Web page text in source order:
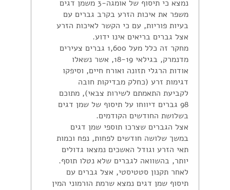
נמצא כי תיסוף של אומגה-3 משמן דגים
משפר את איכות הזרע בקרב גברים עם
בעיות פוריות, עם כי הקשר לאיכות הזרע
אצל גברים בריאים אינו ידוע.
מחקר זה כלל מעל 1,600 גברים צעירים
מדנמרק, בגילאי 18-19, אשר נשאלו
אודות הרגלי תזונה ואורח חיים, וסיפקו
דגימות זרע (כחלק מבדיקות חובה
לקביעת התאמתם לשירות צבאי), מתוכם
98 גברים דיווחו על תיסוף של שמן דגים
בשלושת החודשים הקודמים.
אצל הגברים שצרכו תוספי שמן דגים
במשך שלושה חודשים לפחות, נפח וכמות
תאי הזרע וגודל האשכים נמצאו גדולים
יותר, בהשוואה לגברים שלא נטלו תוסף.
לאחר תקנון סטטיסטי, אצל גברים עם
תיסוף שמן דגים נמצא שרמת הורמוני המין